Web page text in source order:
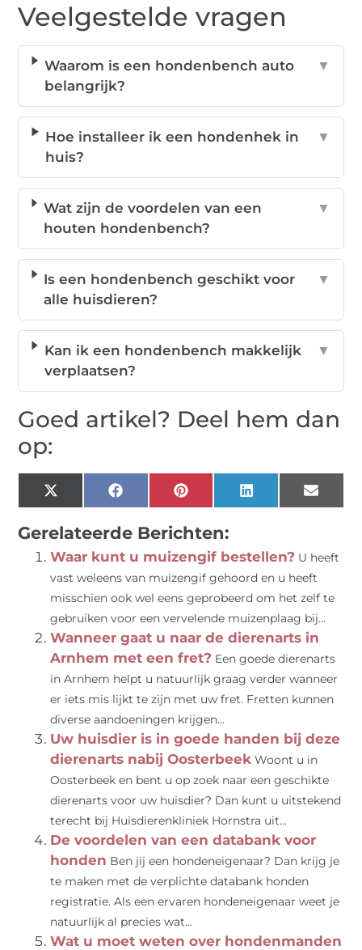
Veelgestelde vragen
Waarom is een hondenbench auto
belangrijk?
▼
Hoe installeer ik een hondenhek in
huis?
▼
Wat zijn de voordelen van een
houten hondenbench?
▼
Is een hondenbench geschikt voor
alle huisdieren?
▼
Kan ik een hondenbench makkelijk
verplaatsen?
▼
Goed artikel? Deel hem dan
op:
X
(Twitter)
FacebookPinterestLinkedIn Email
Gerelateerde Berichten:
Waar kunt u muizengif bestellen? U heeft
vast weleens van muizengif gehoord en u heeft
misschien ook wel eens geprobeerd om het zelf te
gebruiken voor een vervelende muizenplaag bij...
Wanneer gaat u naar de dierenarts in
Arnhem met een fret? Een goede dierenarts
in Arnhem helpt u natuurlijk graag verder wanneer
er iets mis lijkt te zijn met uw fret. Fretten kunnen
diverse aandoeningen krijgen...
Uw huisdier is in goede handen bij deze
dierenarts nabij Oosterbeek Woont u in
Oosterbeek en bent u op zoek naar een geschikte
dierenarts voor uw huisdier? Dan kunt u uitstekend
terecht bij Huisdierenkliniek Hornstra uit...
De voordelen van een databank voor
honden Ben jij een hondeneigenaar? Dan krijg je
te maken met de verplichte databank honden
registratie. Als een ervaren hondeneigenaar weet je
natuurlijk al precies wat...
Wat u moet weten over hondenmanden